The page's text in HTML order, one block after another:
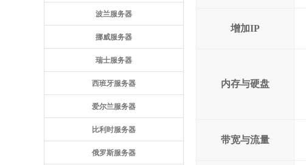
波兰服务器
挪威服务器
瑞士服务器
西班牙服务器
爱尔兰服务器
比利时服务器
俄罗斯服务器
增加IP
内存与硬盘
带宽与流量